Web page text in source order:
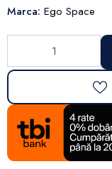
Marca: Ego Space